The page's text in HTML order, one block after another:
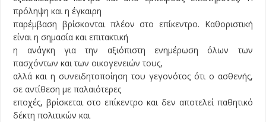
πρόληψη και η έγκαιρη
παρέμβαση βρίσκονται πλέον στο επίκεντρο. Καθοριστική
είναι η σημασία και επιτακτική
η ανάγκη για την αξιόπιστη ενημέρωση όλων των
πασχόντων και των οικογενειών τους,
αλλά και η συνειδητοποίηση του γεγονότος ότι ο ασθενής,
σε αντίθεση με παλαιότερες
εποχές, βρίσκεται στο επίκεντρο και δεν αποτελεί παθητικό
δέκτη πολιτικών και